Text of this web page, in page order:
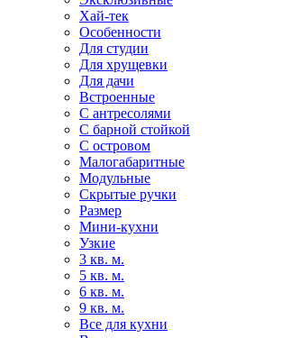
Хай-тек
Особенности
Для студии
Для хрущевки
Для дачи
Встроенные
С антресолями
С барной стойкой
С островом
Малогабаритные
Модульные
Скрытые ручки
Размер
Мини-кухни
Узкие
3 кв. м.
5 кв. м.
6 кв. м.
9 кв. м.
Все для кухни